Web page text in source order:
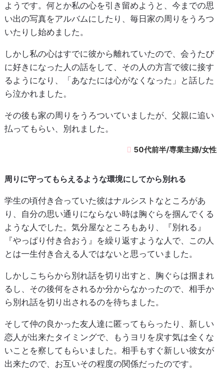
ようです。何とか私の心を引き留めようと、今までの思
い出の写真をアルバムにしたり、毎日家の周りをうろつ
いたりし始めました。
しかし私の心はすでに彼から離れていたので、会うたび
に好きになった人の話をして、その人の方言で彼に接す
るようになり、「あなたには心がなくなった」と話した
ら泣かれました。
その後も家の周りをうろついていましたが、父親に追い
払ってもらい、別れました。
50代前半/専業主婦/女性
周りに守ってもらえるような環境にしてから別れる
学生の頃付き合っていた彼はナルシストなところがあ
り、自分の思い通りにならない時は胸ぐらを掴んでくる
ような人でした。気分屋なところもあり、『別れる』
『やっぱり付き合おう』を繰り返すような人で、この人
とは一生付き合える人ではないと思っていました。
しかしこちらから別れ話を切り出すと、胸ぐらは掴まれ
るし、その後何をされるか分からなかったので、相手か
ら別れ話を切り出されるのを待ちました。
そして仲の良かった友人達に匿ってもらったり、新しい
恋人が出来たタイミングで、もうヨリを戻す気は全くな
いことを察してもらいました。相手もすぐ新しい彼女が
出来たので、お互いその程度の関係だったのです。